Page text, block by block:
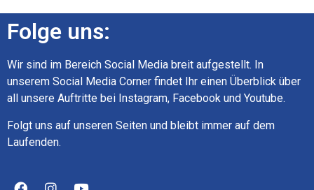
Folge uns:
Wir sind im Bereich Social Media breit aufgestellt. In
unserem Social Media Corner findet Ihr einen Überblick über
all unsere Auftritte bei Instagram, Facebook und Youtube.
Folgt uns auf unseren Seiten und bleibt immer auf dem
Laufenden.